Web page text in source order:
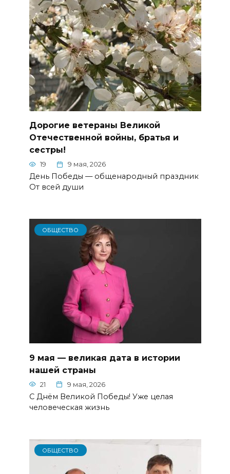
Дорогие ветераны Великой
Отечественной войны, братья и
сестры!
19 9 мая, 2026
День Победы — общенародный праздник
От всей души
ОБЩЕСТВО
9 мая — великая дата в истории
нашей страны
21 9 мая, 2026
С Днём Великой Победы! Уже целая
человеческая жизнь
ОБЩЕСТВО